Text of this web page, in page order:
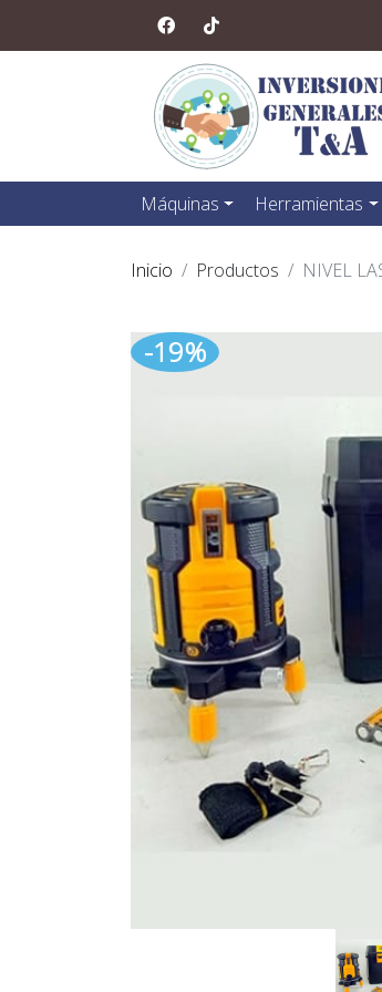
Máquinas Herramientas
Inicio Productos NIVEL
-19%